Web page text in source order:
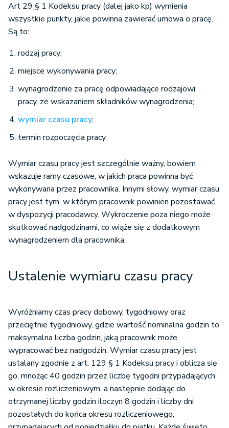
Art 29 § 1 Kodeksu pracy (dalej jako kp) wymienia
wszystkie punkty, jakie powinna zawierać umowa o pracę.
Są to:
rodzaj pracy;
miejsce wykonywania pracy;
wynagrodzenie za pracę odpowiadające rodzajowi
pracy, ze wskazaniem składników wynagrodzenia;
wymiar czasu pracy;
termin rozpoczęcia pracy.
Wymiar czasu pracy jest szczególnie ważny, bowiem
wskazuje ramy czasowe, w jakich praca powinna być
wykonywana przez pracownika. Innymi słowy, wymiar czasu
pracy jest tym, w którym pracownik powinien pozostawać
w dyspozycji pracodawcy. Wykroczenie poza niego może
skutkować nadgodzinami, co wiąże się z dodatkowym
wynagrodzeniem dla pracownika.
Ustalenie wymiaru czasu pracy
Wyróżniamy czas pracy dobowy, tygodniowy oraz
przeciętnie tygodniowy, gdzie wartość nominalna godzin to
maksymalna liczba godzin, jaką pracownik może
wypracować bez nadgodzin. Wymiar czasu pracy jest
ustalany zgodnie z art. 129 § 1 Kodeksu pracy i oblicza się
go, mnożąc 40 godzin przez liczbę tygodni przypadających
w okresie rozliczeniowym, a następnie dodając do
otrzymanej liczby godzin iloczyn 8 godzin i liczby dni
pozostałych do końca okresu rozliczeniowego,